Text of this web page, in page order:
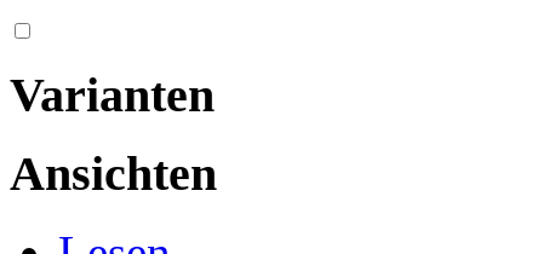
Varianten
Ansichten